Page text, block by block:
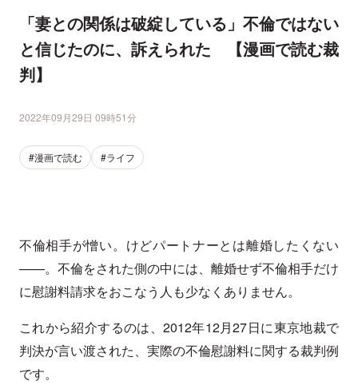
「妻との関係は破綻している」不倫ではない
と信じたのに、訴えられた 【漫画で読む裁
判】
2022年09月29日 09時51分
#漫画で読む #ライフ
不倫相手が憎い。けどパートナーとは離婚したくない
——。不倫をされた側の中には、離婚せず不倫相手だけ
に慰謝料請求をおこなう人も少なくありません。
これから紹介するのは、2012年12月27日に東京地裁で
判決が言い渡された、実際の不倫慰謝料に関する裁判例
です。